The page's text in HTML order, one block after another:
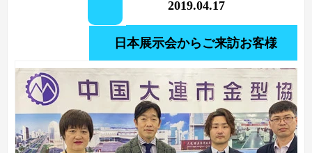
2019.04.17
日本展示会からご来訪お客様